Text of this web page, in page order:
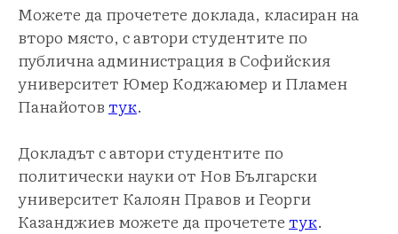
Можете да прочетете доклада, класиран на
второ място, с автори студентите по
публична администрация в Софийския
университет Юмер Коджаюмер и Пламен
Панайотов тук.
Докладът с автори студентите по
политически науки от Нов Български
университет Калоян Правов и Георги
Казанджиев можете да прочетете тук.